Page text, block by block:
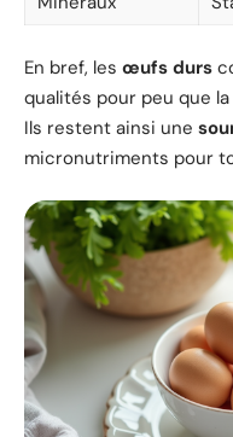
En bref, les œufs durs
qualités pour peu que
Ils restent ainsi une
micronutriments pour